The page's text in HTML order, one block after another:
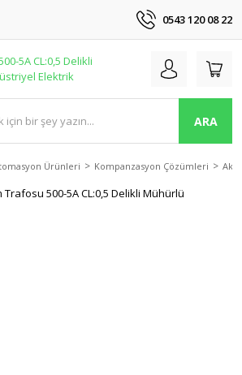
0543 120 08 22
ARA
Ürünleri Kompanzasyon Çözümleri